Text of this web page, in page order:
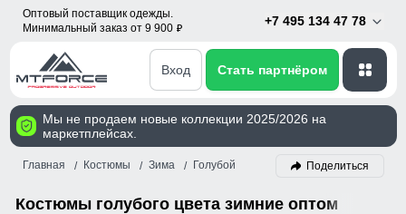
Оптовый поставщик одежды.
Минимальный заказ от 9 900 p
+7 495 134 47 78
Вход Стать партнёром
Мы не продаем новые коллекции 2025/2026 на
маркетплейсах.
Главная Костюмы Зима Голубой Поделиться
Костюмы голубого цвета зимние оптом